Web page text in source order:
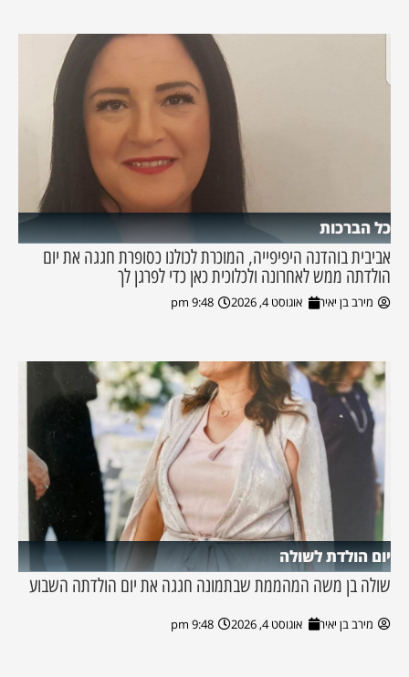
כל הברכות
אביבית בוהדנה היפיפייה, המוכרת לכולנו כסופרת חגגה את יום
הולדתה ממש לאחרונה ולכלוכית כאן כדי לפרגן לך
מירב בן יאיר אוגוסט 4, 2026 9:48 pm
יום הולדת לשולה
שולה בן משה המהממת שבתמונה חגגה את יום הולדתה השבוע
מירב בן יאיר אוגוסט 4, 2026 9:48 pm